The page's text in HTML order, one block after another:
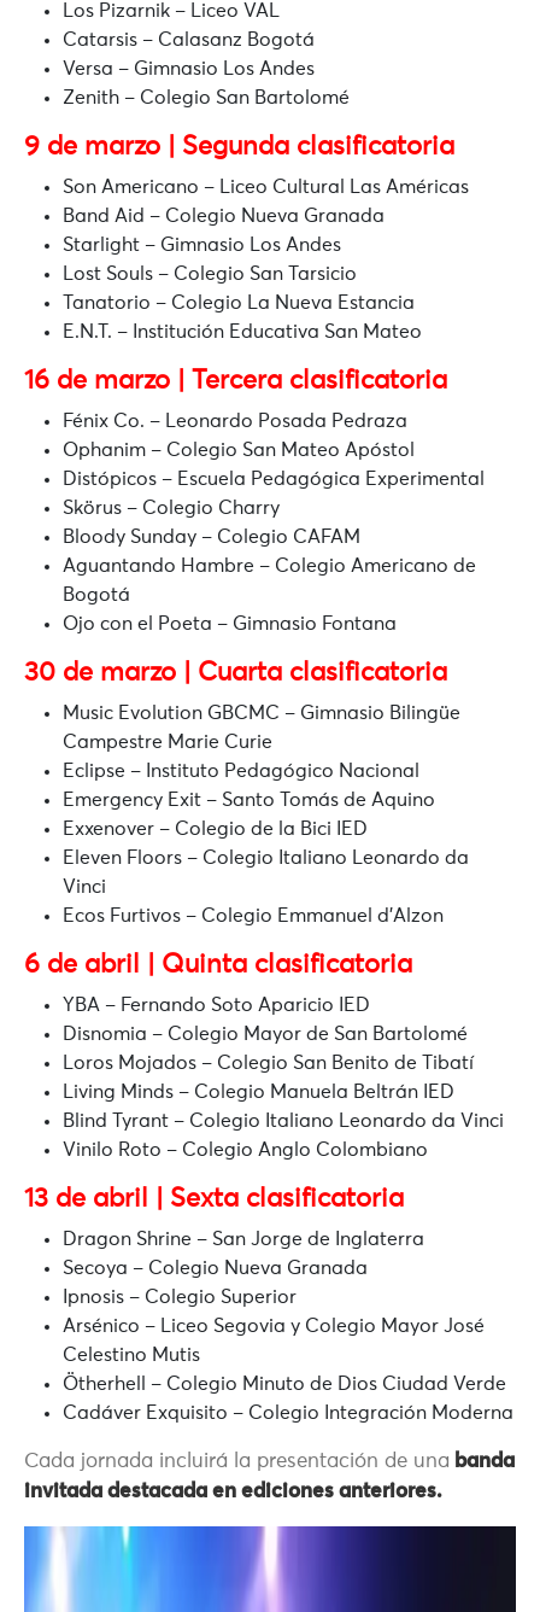
Los Pizarnik – Liceo VAL
Catarsis – Calasanz Bogotá
Versa – Gimnasio Los Andes
Zenith – Colegio San Bartolomé
9 de marzo | Segunda clasificatoria
Son Americano – Liceo Cultural Las Américas
Band Aid – Colegio Nueva Granada
Starlight – Gimnasio Los Andes
Lost Souls – Colegio San Tarsicio
Tanatorio – Colegio La Nueva Estancia
E.N.T. – Institución Educativa San Mateo
16 de marzo | Tercera clasificatoria
Fénix Co. – Leonardo Posada Pedraza
Ophanim – Colegio San Mateo Apóstol
Distópicos – Escuela Pedagógica Experimental
Skörus – Colegio Charry
Bloody Sunday – Colegio CAFAM
Aguantando Hambre – Colegio Americano de
Bogotá
Ojo con el Poeta – Gimnasio Fontana
30 de marzo | Cuarta clasificatoria
Music Evolution GBCMC – Gimnasio Bilingüe
Campestre Marie Curie
Eclipse – Instituto Pedagógico Nacional
Emergency Exit – Santo Tomás de Aquino
Exxenover – Colegio de la Bici IED
Eleven Floors – Colegio Italiano Leonardo da
Vinci
Ecos Furtivos – Colegio Emmanuel d’Alzon
6 de abril | Quinta clasificatoria
YBA – Fernando Soto Aparicio IED
Disnomia – Colegio Mayor de San Bartolomé
Loros Mojados – Colegio San Benito de Tibatí
Living Minds – Colegio Manuela Beltrán IED
Blind Tyrant – Colegio Italiano Leonardo da Vinci
Vinilo Roto – Colegio Anglo Colombiano
13 de abril | Sexta clasificatoria
Dragon Shrine – San Jorge de Inglaterra
Secoya – Colegio Nueva Granada
Ipnosis – Colegio Superior
Arsénico – Liceo Segovia y Colegio Mayor José
Celestino Mutis
Ötherhell
– Colegio Minuto de Dios Ciudad Verde
Cadáver Exquisito – Colegio Integración Moderna
Cada jornada incluirá la presentación de una banda
invitada destacada en ediciones anteriores.